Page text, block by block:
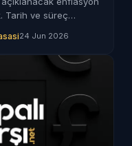
Tarih ve süreç
24 Jun 2026